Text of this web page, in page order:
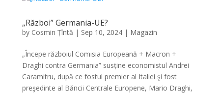
„Război” Germania-UE?
by Cosmin Țîntă | Sep 10, 2024| Magazin
„Începe războiul Comisia Europeană + Macron +
Draghi contra Germania” susține economistul Andrei
Caramitru, după ce fostul premier al Italiei şi fost
preşedinte al Băncii Centrale Europene, Mario Draghi,